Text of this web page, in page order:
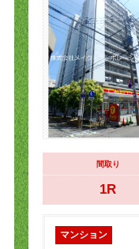
間取り
1R
マンション